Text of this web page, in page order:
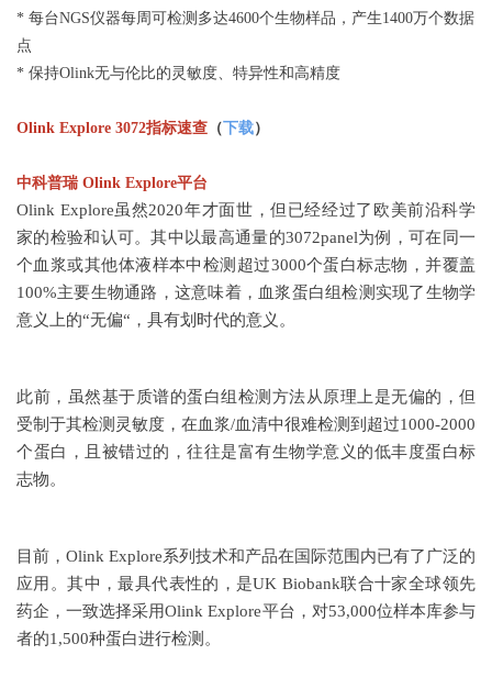
* 每台NGS仪器每周可检测多达4600个生物样品，产生1400万个数据
点
* 保持Olink无与伦比的灵敏度、特异性和高精度
Olink Explore 3072指标速查 （下载）
中科普瑞 Olink Explore平台
Olink Explore虽然2020年才面世，但已经经过了欧美前沿科学
家的检验和认可。其中以最高通量的3072panel为例，可在同一
个血浆或其他体液样本中检测超过3000个蛋白标志物，并覆盖
100%主要生物通路，这意味着，血浆蛋白组检测实现了生物学
意义上的“无偏“，具有划时代的意义。
此前，虽然基于质谱的蛋白组检测方法从原理上是无偏的，但
受制于其检测灵敏度，在血浆/血清中很难检测到超过1000-2000
个蛋白，且被错过的，往往是富有生物学意义的低丰度蛋白标
志物。
目前，Olink Explore系列技术和产品在国际范围内已有了广泛的
应用。其中，最具代表性的，是UK Biobank联合十家全球领先
药企，一致选择采用Olink Explore平台，对53,000位样本库参与
者的1,500种蛋白进行检测。